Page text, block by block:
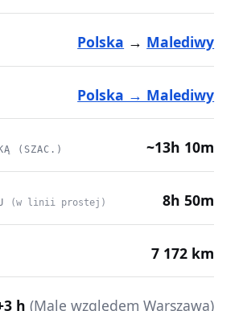
Polska → Malediwy
Polska → Malediwy
(SZAC.) ~13h 10m
(w linii prostej) 8h 50m
7 172 km
h(Male względem Warszawa)